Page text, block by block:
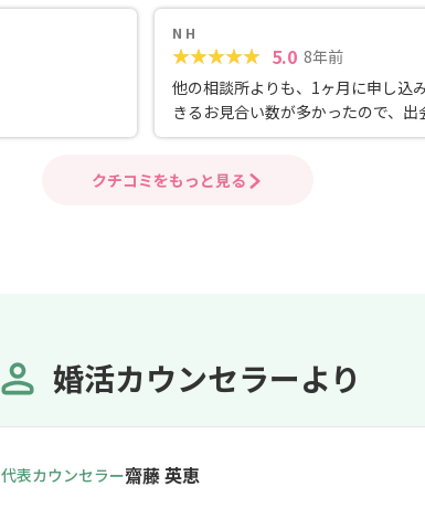
N H
5.0 8年前
他の相談所よりも、1ヶ月に申し込
きるお見合い数が多かったので、出
ないとか、お見合い出来ないなどの
てました。
クチコミをもっと見る
婚活カウンセラーより
代表カウンセラー齋藤 英恵